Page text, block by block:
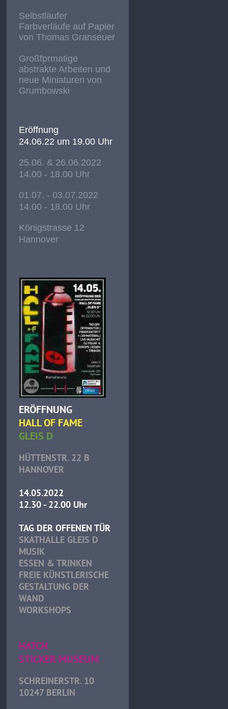
Selbstläufer
Farbverläufe auf Papier
von Thomas Granseuer
Großfprmatige
abstrakte Arbeiten und
neue Miniaturen von
Grumbowski
Eröffnung
24.06.22 um 19.00 Uhr
25.06. & 26.06.2022
14.00 - 18.00 Uhr
01.07. - 03.07.2022
14.00 - 18.00 Uhr
Königstrasse 12
Hannover
ERÖFFNUNG
HALL OF FAME
GLEIS D
HÜTTENSTR. 22 B
HANNOVER
14.05.2022
12.30 - 22.00 Uhr
TAG DER OFFENEN TÜR
SKATHALLE GLEIS D
MUSIK
ESSEN & TRINKEN
FREIE KÜNSTLERISCHE
GESTALTUNG DER
WAND
WORKSHOPS
HATCH
STICKER MUSEUM
SCHREINERSTR. 10
10247 BERLIN